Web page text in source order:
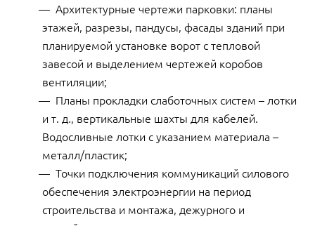
Архитектурные чертежи парковки: планы
этажей, разрезы, пандусы, фасады зданий при
планируемой установке ворот с тепловой
завесой и выделением чертежей коробов
вентиляции;
Планы прокладки слаботочных систем – лотки
и т. д., вертикальные шахты для кабелей.
Водосливные лотки с указанием материала –
металл/пластик;
Точки подключения коммуникаций силового
обеспечения электроэнергии на период
строительства и монтажа, дежурного и